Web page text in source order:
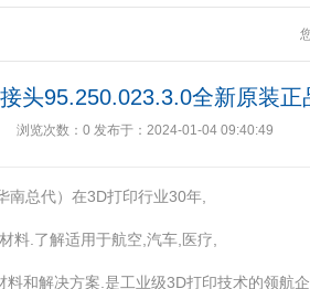
头95.250.023.3.0全新原装正
浏览次数： 0 发布于：2024-01-04 09:40:49
南总代）在3D打印行业30年,
料.了解适用于航空,汽车,医疗,
和解决方案.是工业级3D打印技术的领航企